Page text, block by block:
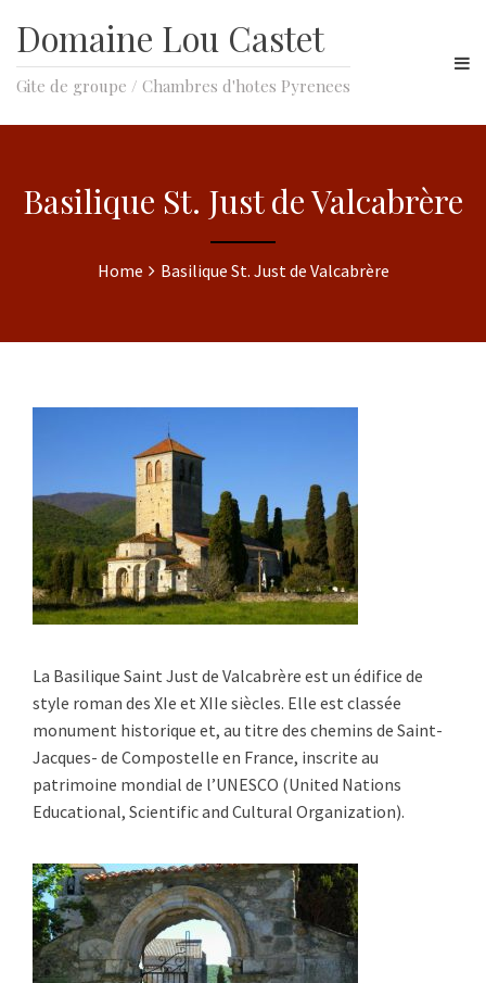
Domaine Lou Castet
Gite de groupe / Chambres d'hotes Pyrenees
Basilique St. Just de Valcabrère
Home Basilique St. Just de Valcabrère
La Basilique Saint Just de Valcabrère est un édifice de
style roman des XIe et XIIe siècles. Elle est classée
monument historique et, au titre des chemins de Saint-
Jacques- de Compostelle en France, inscrite au
patrimoine mondial de l’UNESCO (United Nations
Educational, Scientific and Cultural Organization).